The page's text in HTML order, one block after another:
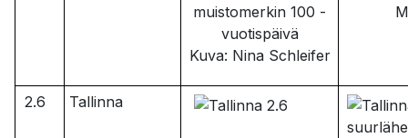
muistomerkin 100 -
vuotispäivä
Kuva: Nina Schleifer
2.6 Tallinna